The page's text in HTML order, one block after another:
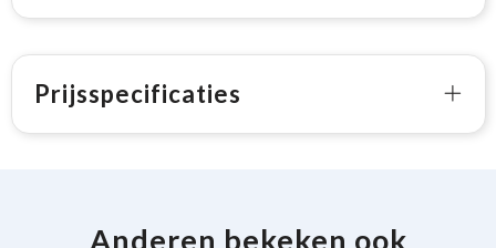
Prijsspecificaties
Anderen bekeken ook